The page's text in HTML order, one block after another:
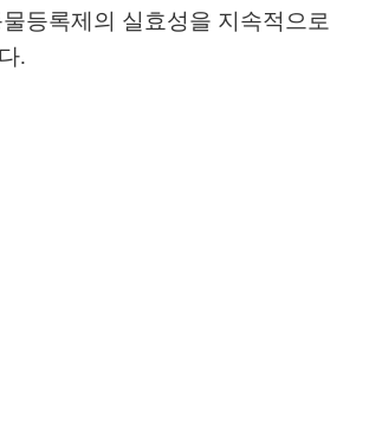
등록제의 실효성을 지속적으로
.